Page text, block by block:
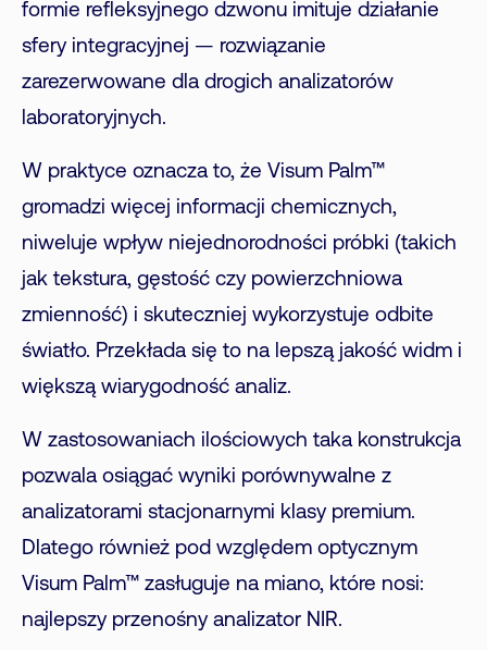
formie refleksyjnego dzwonu imituje działanie
sfery integracyjnej — rozwiązanie
zarezerwowane dla drogich analizatorów
laboratoryjnych.
W praktyce oznacza to, że Visum Palm™
gromadzi więcej informacji chemicznych,
niweluje wpływ niejednorodności próbki (takich
jak tekstura, gęstość czy powierzchniowa
zmienność) i skuteczniej wykorzystuje odbite
światło. Przekłada się to na lepszą jakość widm i
większą wiarygodność analiz.
W zastosowaniach ilościowych taka konstrukcja
pozwala osiągać wyniki porównywalne z
analizatorami stacjonarnymi klasy premium.
Dlatego również pod względem optycznym
Visum Palm™ zasługuje na miano, które nosi:
najlepszy przenośny analizator NIR.